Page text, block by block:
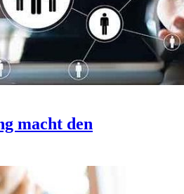
macht den